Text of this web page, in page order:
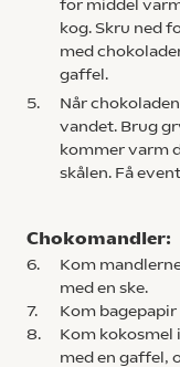
for middel
kog. Skru ned
med
gaffel.
5.
Når
vandet. Brug
kommer varm
skålen. Få
Chokomandler:
6.
Kom
med en ske.
7.
Kom bagepapir
8.
Kom kokosmel
med en gaffel,